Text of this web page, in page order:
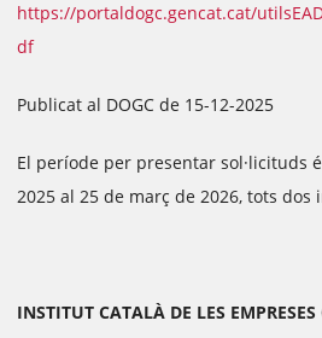
https://portaldogc.gencat.cat/
df
Publicat al DOGC de 15-12-2025
El període per presentar sol·licituds
2025 al 25 de març de 2026, tots dos
INSTITUT CATALÀ DE LES